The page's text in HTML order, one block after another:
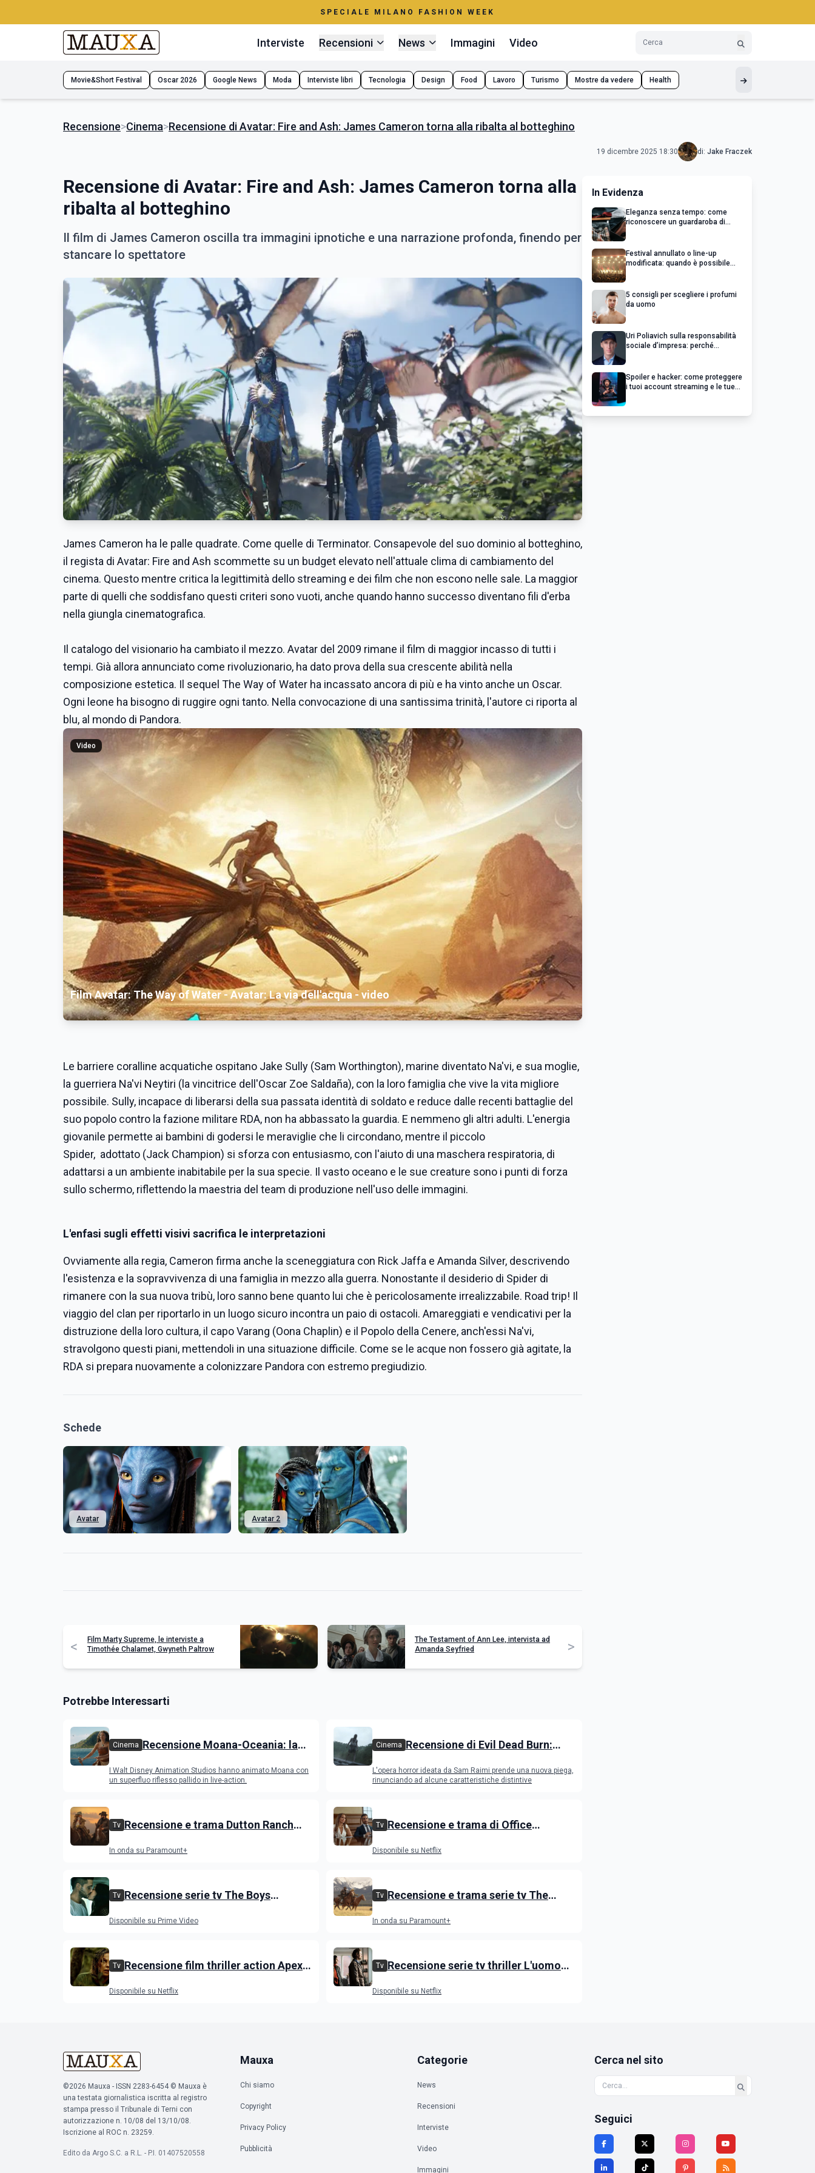
SPECIALE MILANO FASHION WEEK
Interviste Recensioni News Immagini Video
Movie&Short Festival Oscar 2026 Google News Moda Interviste libri Tecnologia Design Food Lavoro Turismo Mostre da vedere Health
Recensione>Cinema>Recensione di Avatar: Fire and Ash: James Cameron torna alla ribalta al botteghino
19 dicembre 2025 18:30 di: Jake Fraczek
Recensione di Avatar: Fire and Ash: James Cameron torna alla
ribalta al botteghino
Il film di James Cameron oscilla tra immagini ipnotiche e una narrazione profonda, finendo per
stancare lo spettatore
James Cameron ha le palle quadrate. Come quelle di Terminator. Consapevole del suo dominio al botteghino,
il regista di Avatar: Fire and Ash scommette su un budget elevato nell'attuale clima di cambiamento del
cinema. Questo mentre critica la legittimità dello streaming e dei film che non escono nelle sale. La maggior
parte di quelli che soddisfano questi criteri sono vuoti, anche quando hanno successo diventano fili d'erba
nella giungla cinematografica.
Il catalogo del visionario ha cambiato il mezzo. Avatar del 2009 rimane il film di maggior incasso di tutti i
tempi. Già allora annunciato come rivoluzionario, ha dato prova della sua crescente abilità nella
composizione estetica. Il sequel The Way of Water ha incassato ancora di più e ha vinto anche un Oscar.
Ogni leone ha bisogno di ruggire ogni tanto. Nella convocazione di una santissima trinità, l'autore ci riporta al
blu, al mondo di Pandora.
Video
Film Avatar: The Way of Water - Avatar: La via dell'acqua - video
Le barriere coralline acquatiche ospitano Jake Sully (Sam Worthington), marine diventato Na'vi, e sua moglie,
la guerriera Na'vi Neytiri (la vincitrice dell'Oscar Zoe Saldaña), con la loro famiglia che vive la vita migliore
possibile. Sully, incapace di liberarsi della sua passata identità di soldato e reduce dalle recenti battaglie del
suo popolo contro la fazione militare RDA, non ha abbassato la guardia. E nemmeno gli altri adulti. L'energia
giovanile permette ai bambini di godersi le meraviglie che li circondano, mentre il piccolo
Spider, adottato (Jack Champion) si sforza con entusiasmo, con l'aiuto di una maschera respiratoria, di
adattarsi a un ambiente inabitabile per la sua specie. Il vasto oceano e le sue creature sono i punti di forza
sullo schermo, riflettendo la maestria del team di produzione nell'uso delle immagini.
L'enfasi sugli effetti visivi sacrifica le interpretazioni
Ovviamente alla regia, Cameron firma anche la sceneggiatura con Rick Jaffa e Amanda Silver, descrivendo
l'esistenza e la sopravvivenza di una famiglia in mezzo alla guerra. Nonostante il desiderio di Spider di
rimanere con la sua nuova tribù, loro sanno bene quanto lui che è pericolosamente irrealizzabile. Road trip! Il
viaggio del clan per riportarlo in un luogo sicuro incontra un paio di ostacoli. Amareggiati e vendicativi per la
distruzione della loro cultura, il capo Varang (Oona Chaplin) e il Popolo della Cenere, anch'essi Na'vi,
stravolgono questi piani, mettendoli in una situazione difficile. Come se le acque non fossero già agitate, la
RDA si prepara nuovamente a colonizzare Pandora con estremo pregiudizio.
Schede
Avatar Avatar 2
<
Film Marty Supreme, le interviste a
Timothée Chalamet, Gwyneth Paltrow
The Testament of Ann Lee, intervista ad
Amanda Seyfried
>
Potrebbe Interessarti
Cinema Recensione Moana-Oceania: la
successo del film
I Walt Disney Animation Studios hanno animato Moana con
un superfluo riflesso pallido in live-action.
Cinema Recensione di Evil Dead Burn:
con il fuoco e si brucia
L'opera horror ideata da Sam Raimi prende una nuova piega,
rinunciando ad alcune caratteristiche distintive
Tv Recensione e trama Dutton Ranch
venerdì 3 luglio
In onda su Paramount+
Tv Recensione e trama di Office
Disponibile su Netflix
Tv Recensione serie tv The Boys
Disponibile su Prime Video
Tv Recensione e trama serie tv The
di Yellowstone
In onda su Paramount+
Tv Recensione film thriller action Apex
Disponibile su Netflix
Tv Recensione serie tv thriller L'uomo
Disponibile su Netflix
In Evidenza
Eleganza senza tempo: come
riconoscere un guardaroba di
Festival annullato o line-up
modificata: quando è possibile
5 consigli per scegliere i profumi
da uomo
Uri Poliavich sulla responsabilità
sociale d’impresa: perché
Spoiler e hacker: come proteggere
i tuoi account streaming e le tue
©2026 Mauxa - ISSN 2283-6454 © Mauxa è
una testata giornalistica iscritta al registro
stampa presso il Tribunale di Terni con
autorizzazione n. 10/08 del 13/10/08.
Iscrizione al ROC n. 23259.
Edito da Argo S.C. a R.L. - P.I. 01407520558
Mauxa
Chi siamo
Copyright
Privacy Policy
Pubblicità
Categorie
News
Recensioni
Interviste
Video
Immagini
Cerca nel sito
Seguici